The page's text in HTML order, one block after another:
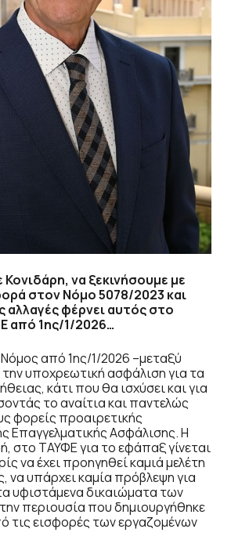
Κονιδάρη, να ξεκινήσουμε με
στον Νόμο 5078/2023 και
αλλαγές φέρνει αυτός στο
από 1ης/1/2026…
από 1ης/1/2026 –μεταξύ
υποχρεωτική ασφάλιση για τα
κάτι που θα ισχύσει και για
το αναίτια και παντελώς
φορείς προαιρετικής
Επαγγελματικής Ασφάλισης. Η
στο ΤΑΥΦΕ για το εφάπαξ γίνεται
να έχει προηγηθεί καμιά μελέτη
να υπάρχει καμία πρόβλεψη για
υφιστάμενα δικαιώματα των
περιουσία που δημιουργήθηκε
τις εισφορές των εργαζομένων